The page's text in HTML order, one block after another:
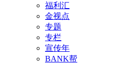
福利汇
金视点
专题
专栏
宣传年
BANK帮